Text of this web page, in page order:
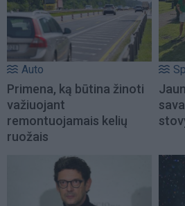
Auto
Primena, ką būtina žinoti
važiuojant
remontuojamais kelių
ruožais